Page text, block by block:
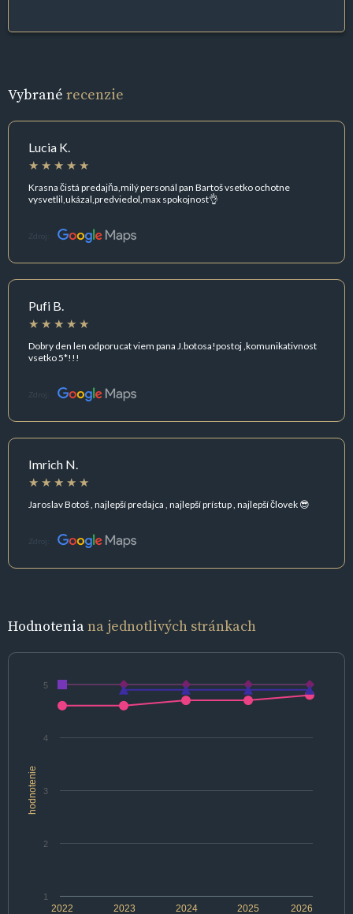
Vybrané recenzie
Lucia K.
Krasna čistá predajňa,milý personál pan Bartoš vsetko ochotne
vysvetlil,ukázal,predviedol,max spokojnost👌
Zdroj:
Pufi B.
Dobry den len odporucat viem pana J.botosa!postoj ,komunikativnost
vsetko 5*!!!
Zdroj:
Imrich N.
Jaroslav Botoš , najlepší predajca , najlepší prístup , najlepší človek 😎
Zdroj:
Hodnoteniana jednotlivých stránkach
hodnotenie
2022 2024 2026
2023 2025
1
2
3
4
5